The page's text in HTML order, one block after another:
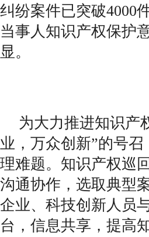
纠纷案件已突破4000
当事人知识产权保护
显。
为大力推进知识产
业，万众创新”的号
理难题。知识产权巡
沟通协作，选取典型
企业、科技创新人员
台，信息共享，提高